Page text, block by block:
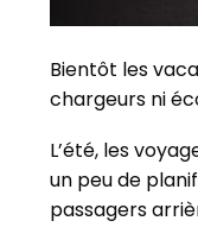
Bientôt les
chargeurs ni
L’été, les
un peu de
passagers